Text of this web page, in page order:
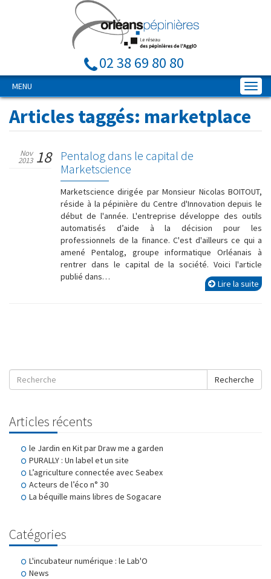
02 38 69 80 80
MENU
Articles taggés: marketplace
Pentalog dans le capital de
Marketscience
Nov
2013 18
Marketscience dirigée par Monsieur Nicolas BOITOUT,
réside à la pépinière du Centre d'Innovation depuis le
début de l'année. L'entreprise développe des outils
automatisés d’aide à la décision pour les
professionnels de la finance. C'est d'ailleurs ce qui a
amené Pentalog, groupe informatique Orléanais à
rentrer dans le capital de la société. Voici l'article
publié dans…
Lire la suite
Recherche
Articles récents
le Jardin en Kit par Draw me a garden
PURALLY : Un label et un site
L’agriculture connectée avec Seabex
Acteurs de l’éco n° 30
La béquille mains libres de Sogacare
Catégories
L'incubateur numérique : le Lab'O
News